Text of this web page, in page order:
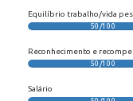
Equilíbrio trabalho/vida
50/100
Reconhecimento e
50/100
Salário